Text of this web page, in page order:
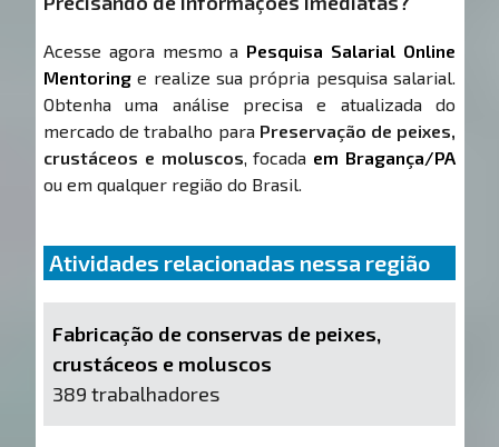
Acesse agora mesmo a Pesquisa Salarial Online
Mentoring e realize sua própria pesquisa salarial.
Obtenha uma análise precisa e atualizada do
mercado de trabalho para Preservação de peixes,
crustáceos e moluscos, focada em Bragança/PA
ou em qualquer região do Brasil.
Atividades relacionadas nessa região
Fabricação de conservas de peixes,
crustáceos e moluscos
389 trabalhadores